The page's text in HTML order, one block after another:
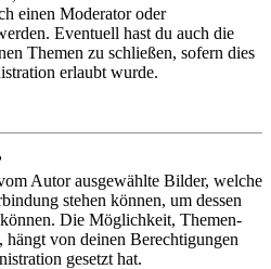
einen Moderator oder
Eventuell hast du auch die
Themen zu schließen, sofern dies
erlaubt wurde.
Autor ausgewählte Bilder, welche
stehen können, um dessen
Die Möglichkeit, Themen-
hängt von deinen Berechtigungen
gesetzt hat.